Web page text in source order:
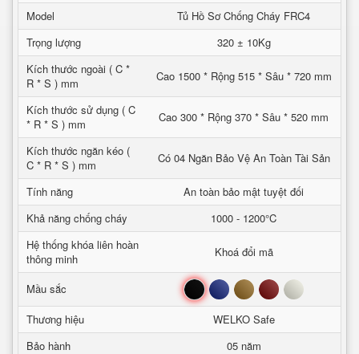
Model
Tủ Hồ Sơ Chống Cháy FRC4
Trọng lượng
320 ± 10Kg
Kích thước ngoài ( C *
R * S ) mm
Cao 1500 * Rộng 515 * Sâu * 720 mm
Kích thước sử dụng ( C
* R * S ) mm
Cao 300 * Rộng 370 * Sâu * 520 mm
Kích thước ngăn kéo (
C * R * S ) mm
Có 04 Ngăn Bảo Vệ An Toàn Tài Sản
Tính năng
An toàn bảo mật tuyệt đối
Khả năng chống cháy
1000 - 1200°C
Hệ thống khóa liên hoàn
thông minh
Khoá đổi mã
Mầu sắc Đen Xanh Nâu Đỏ Trắng
Thương hiệu
WELKO Safe
Bảo hành
05 năm